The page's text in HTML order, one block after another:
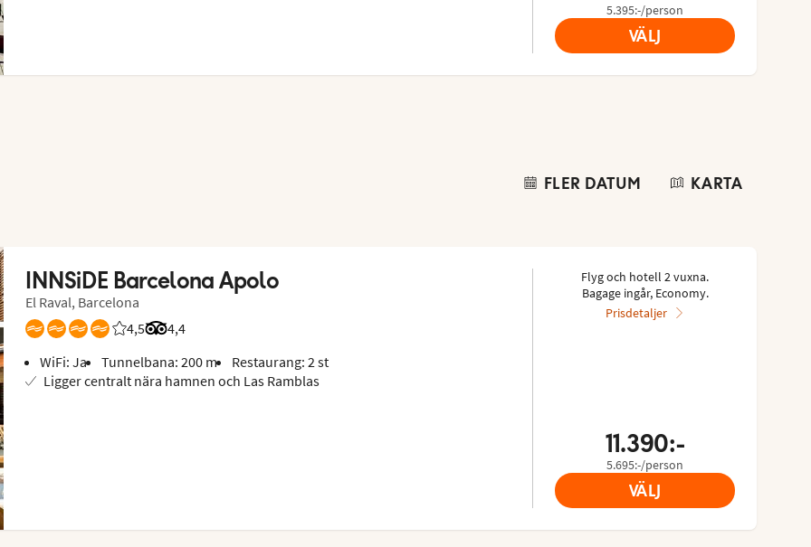
5.395:-/person
VÄLJ
FLER DATUM KARTA
INNSiDE Barcelona Apolo
El Raval, Barcelona
4,5
Betyg från Vings gäster: 4.5/5
4,4
Betyg från Tripadvisor: 4.4 of 5
WiFi: Ja
Tunnelbana: 200 m
Restaurang: 2 st
Ligger centralt nära hamnen och Las Ramblas
Flyg och hotell 2 vuxna.
Bagage ingår, Economy.
Prisdetaljer
11.390:-
5.695:-/person
VÄLJ